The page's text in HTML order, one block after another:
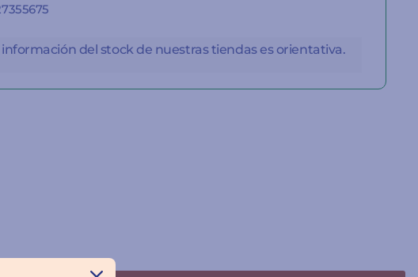
información del stock de nuestras tiendas es orientativa.